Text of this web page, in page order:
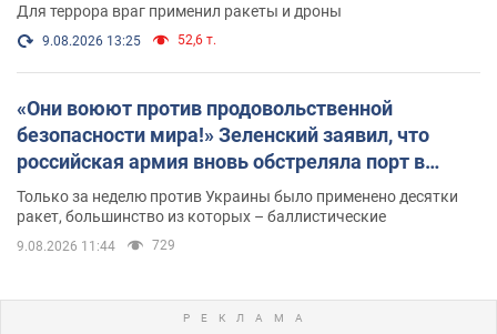
Для террора враг применил ракеты и дроны
9.08.2026 13:25 52,6 т.
«Они воюют против продовольственной
безопасности мира!» Зеленский заявил, что
российская армия вновь обстреляла порт в
Одессе
Только за неделю против Украины было применено десятки
ракет, большинство из которых – баллистические
9.08.2026 11:44 729